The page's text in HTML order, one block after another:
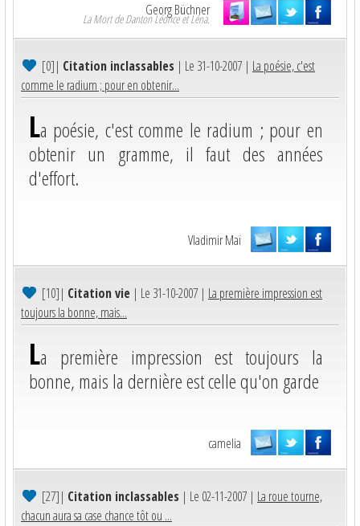
Georg Büchner
La Mort de Danton Léonce et Léna.
[0]| Citation inclassables | Le 31-10-2007 | La poésie, c'est
comme le radium ; pour en obtenir...
La poésie, c'est comme le radium ; pour en
obtenir un gramme, il faut des années
d'effort.
Vladimir Maï
[10]| Citation vie | Le 31-10-2007 | La première impression est
toujours la bonne, mais...
La première impression est toujours la
bonne, mais la dernière est celle qu'on garde
camelia
[27]| Citation inclassables | Le 02-11-2007 | La roue tourne,
chacun aura sa case chance tôt ou ...